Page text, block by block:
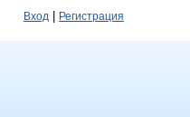
Вход Регистрация